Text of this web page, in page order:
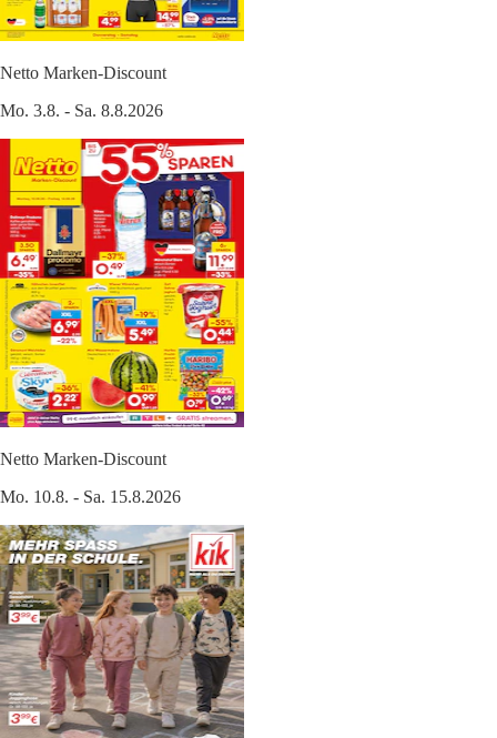
Netto Marken-Discount
Mo. 3.8. - Sa. 8.8.2026
Netto Marken-Discount
Mo. 10.8. - Sa. 15.8.2026